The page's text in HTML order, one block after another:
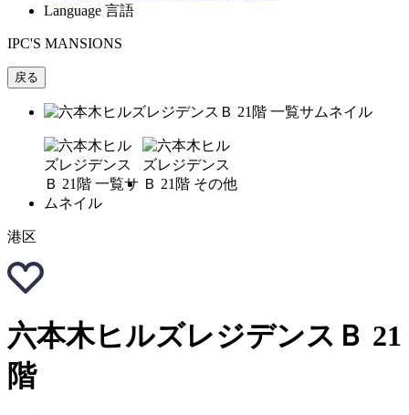
Language 言語
IPC'S MANSIONS
戻る
港区
六本木ヒルズレジデンスＢ 21
階